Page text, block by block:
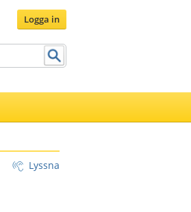
Logga in
Lyssna